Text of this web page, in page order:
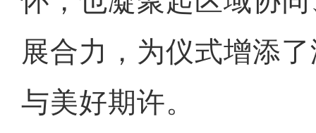
展合力，为仪式增添
与美好期许。